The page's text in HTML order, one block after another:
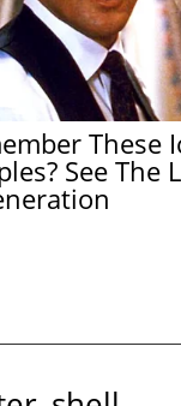
These
See The